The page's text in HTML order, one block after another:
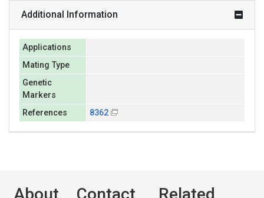
Additional Information
Applications
Mating Type
Genetic
Markers
References
8362